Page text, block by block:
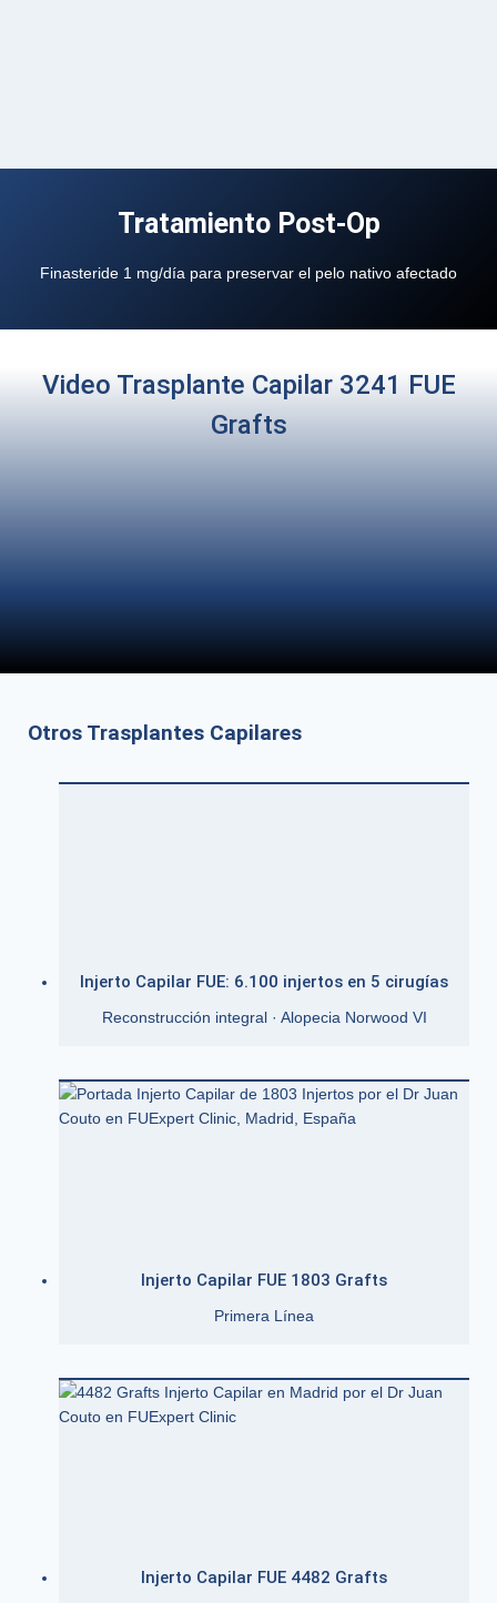
Tratamiento Post-Op
Finasteride 1 mg/día para preservar el pelo nativo afectado
Video Trasplante Capilar 3241 FUE
Grafts
Otros Trasplantes Capilares
Injerto Capilar FUE: 6.100 injertos en 5 cirugías
Reconstrucción integral · Alopecia Norwood VI
Injerto Capilar FUE 1803 Grafts
Primera Línea
Injerto Capilar FUE 4482 Grafts